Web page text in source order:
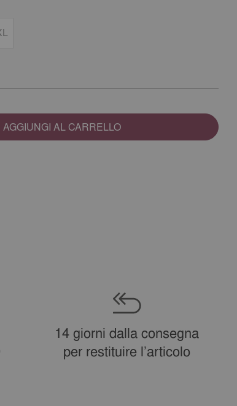
AGGIUNGI AL CARRELLO
14 giorni dalla consegna
per restituire l’articolo